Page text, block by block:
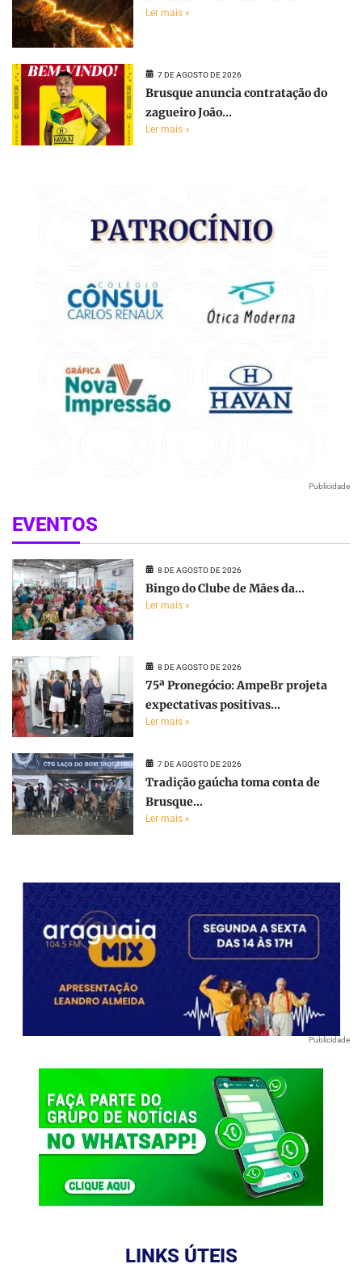
Ler mais »
7 DE AGOSTO DE 2026
Brusque anuncia contratação do
zagueiro João...
Ler mais »
Publicidade
EVENTOS
8 DE AGOSTO DE 2026
Bingo do Clube de Mães da...
Ler mais »
8 DE AGOSTO DE 2026
75ª Pronegócio: AmpeBr projeta
expectativas positivas...
Ler mais »
7 DE AGOSTO DE 2026
Tradição gaúcha toma conta de
Brusque...
Ler mais »
Publicidade
LINKS ÚTEIS